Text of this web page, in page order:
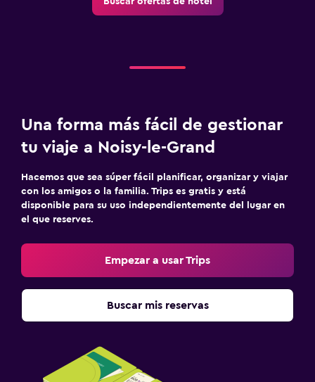
Una forma más fácil de gestionar
tu viaje a Noisy-le-Grand
Hacemos que sea súper fácil planificar, organizar y viajar
con los amigos o la familia. Trips es gratis y está
disponible para su uso independientemente del lugar en
el que reserves.
Empezar a usar Trips
Buscar mis reservas